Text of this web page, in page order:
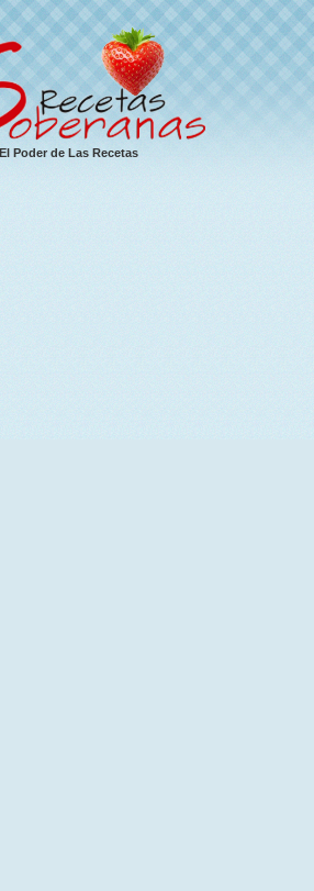
El Poder de Las Recetas